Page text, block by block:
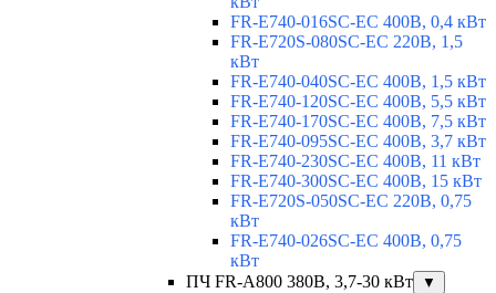
FR-E740-016SC-EC 400В, 0,4 кВт
FR-E720S-080SC-EC 220В, 1,5
кВт
FR-E740-040SC-EC 400В, 1,5 кВт
FR-E740-120SC-EC 400В, 5,5 кВт
FR-E740-170SC-EC 400В, 7,5 кВт
FR-E740-095SC-EC 400В, 3,7 кВт
FR-E740-230SC-EC 400В, 11 кВт
FR-E740-300SC-EC 400В, 15 кВт
FR-E720S-050SC-EC 220В, 0,75
кВт
FR-E740-026SC-EC 400В, 0,75
кВт
ПЧ FR-A800 380В, 3,7-30 кВт
▼